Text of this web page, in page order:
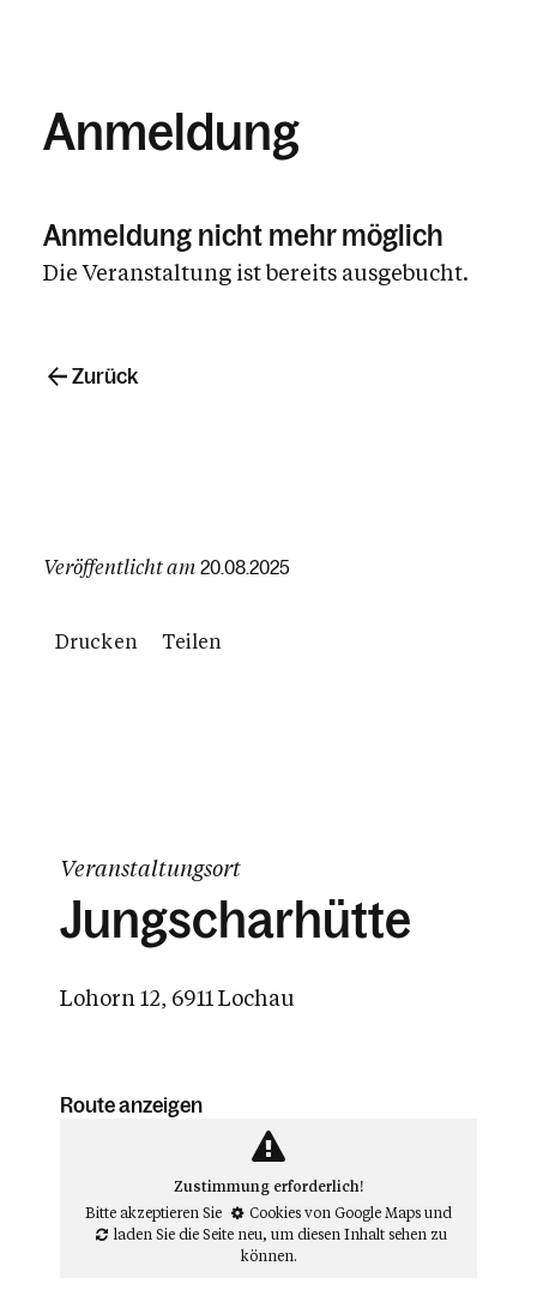
Veröffentlicht am 20.08.2025
Drucken Teilen
Anmeldung
Anmeldung nicht mehr möglich
Die Veranstaltung ist bereits ausgebucht.
Zurück
Veranstaltungsort
Jungscharhütte
Lohorn 12, 6911 Lochau
Route anzeigen
Zustimmung erforderlich!
Bitte akzeptieren Sie
Cookies von Google Mapsund
laden Sie die Seite neu, um diesen Inhalt sehen zu
können.